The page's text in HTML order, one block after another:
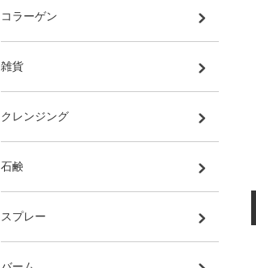
コラーゲン
雑貨
クレンジング
石鹸
スプレー